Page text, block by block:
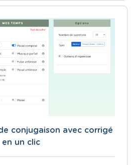
conjugaison avec corrigé
en un clic